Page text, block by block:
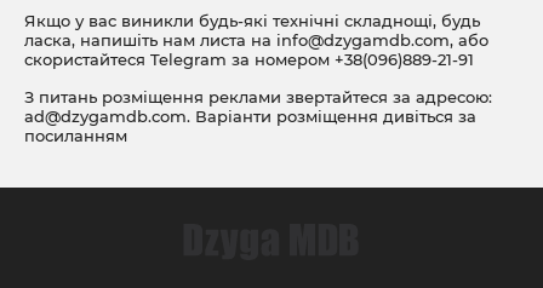
Якщо у вас виникли будь-які технічні складнощі, будь
ласка, напишіть нам листа на info@dzygamdb.com, або
скористайтеся Telegram за номером +38(096)889-21-91
З питань розміщення реклами звертайтеся за адресою:
ad@dzygamdb.com. Варіанти розміщення дивіться за
посиланням